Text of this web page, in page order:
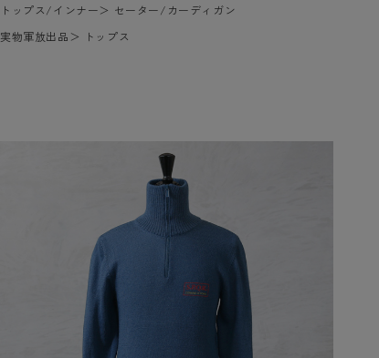
トップス/インナー＞ セーター/カーディガン
実物軍放出品 ＞ トップス